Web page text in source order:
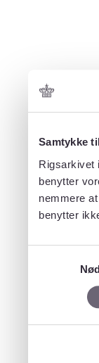
Samtykke
Rigsarkivet
benytter
nemmere
benytter